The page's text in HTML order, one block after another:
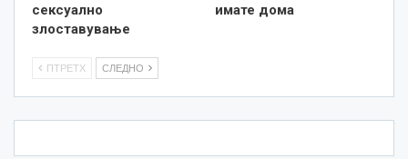
сексуално
злоставување
имате дома
ПТРЕТХ СЛЕДНО